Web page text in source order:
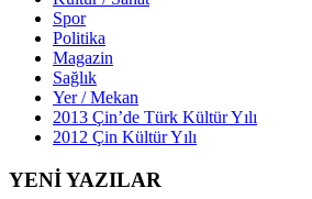
Spor
Politika
Magazin
Sağlık
Yer / Mekan
2013 Çin’de Türk Kültür Yılı
2012 Çin Kültür Yılı
YENİ YAZILAR